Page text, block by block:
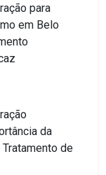
para
em Belo
da
de